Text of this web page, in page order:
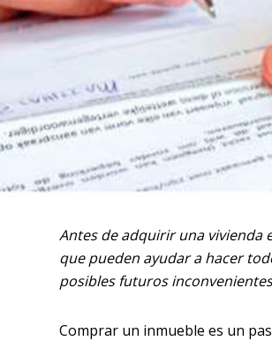
Antes de adquirir una
que pueden ayudar a hacer
posibles futuros
Comprar un inmueble es un